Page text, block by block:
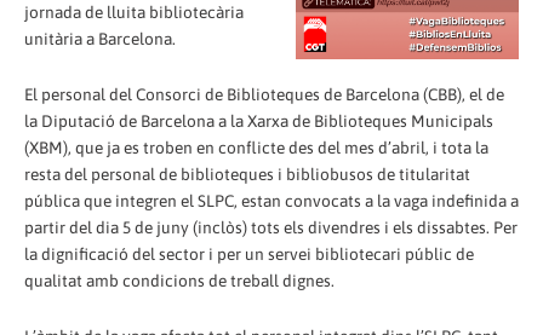
jornada de lluita bibliotecària
unitària a Barcelona.
El personal del Consorci de Biblioteques de Barcelona (CBB), el de
la Diputació de Barcelona a la Xarxa de Biblioteques Municipals
(XBM), que ja es troben en conflicte des del mes d’abril, i tota la
resta del personal de biblioteques i bibliobusos de titularitat
pública que integren el SLPC, estan convocats a la vaga indefinida a
partir del dia 5 de juny (inclòs) tots els divendres i els dissabtes. Per
la dignificació del sector i per un servei bibliotecari públic de
qualitat amb condicions de treball dignes.